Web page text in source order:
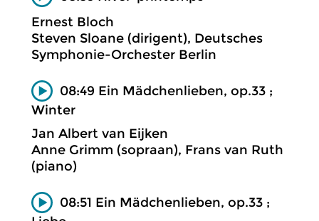
Ernest Bloch
Steven Sloane (dirigent), Deutsches
Symphonie-Orchester Berlin
08:49 Ein Mädchenlieben, op.33 ;
Winter
Jan Albert van Eijken
Anne Grimm (sopraan), Frans van Ruth
(piano)
08:51 Ein Mädchenlieben, op.33 ;